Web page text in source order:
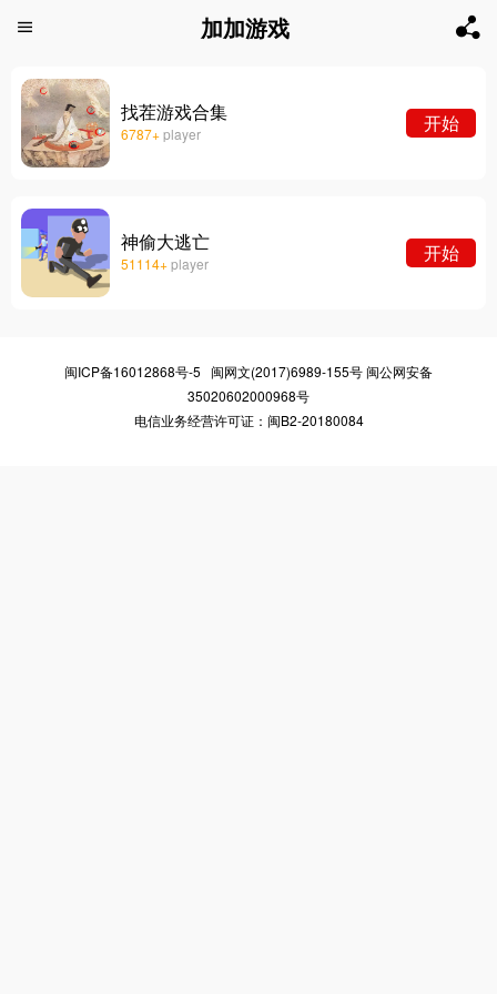
 加加游戏 
找茬游戏合集
6787+player 开始
神偷大逃亡
51114+player 开始
闽ICP备16012868号-5 闽网文(2017)6989-155号闽公网安备
35020602000968号
电信业务经营许可证：闽B2-20180084